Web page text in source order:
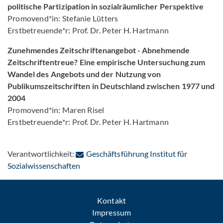
politische Partizipation in sozialräumlicher Perspektive
Promovend*in: Stefanie Lütters
Erstbetreuende*r: Prof. Dr. Peter H. Hartmann
Zunehmendes Zeitschriftenangebot - Abnehmende
Zeitschriftentreue? Eine empirische Untersuchung zum
Wandel des Angebots und der Nutzung von
Publikumszeitschriften in Deutschland zwischen 1977 und
2004
Promovend*in: Maren Risel
Erstbetreuende*r: Prof. Dr. Peter H. Hartmann
Verantwortlichkeit:
Geschäftsführung Institut für
Sozialwissenschaften
Kontakt
Impressum